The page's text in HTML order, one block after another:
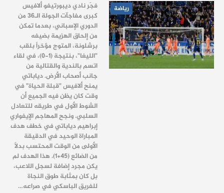
رياضة
فجّر نادي ديبورتيفو ألافيس
كبرى مفاجآت الجولة الـ36 من
الدوري الإسباني، بعدما تمكن
من إلحاق الهزيمة بضيفه
برشلونة، المتوج مؤخراً بلقب
"الليغا"، بنتيجة (1-0)، في لقاء
اتسم بالندية والقتالية من
جانب أصحاب الأرض. دياباتي
يمنح ألافيس "قبلة الحياة" في
وقت كان يظن فيه الجميع أن
الشوط الأول في طريقه للتعادل
السلبي. ونجح المهاجم الإيفواري
إبراهيم دياباتي في خطف هدف
المباراة الوحيد في الدقيقة
الأولى من الوقت المحتسب بدلاً
من الضائع (45+1). هذا الهدف لم
يكن مجرد إضافة لسجل اللاعب،
بل كان بمثابة طوق النجاة
للفريق الباسكي في صراعه…